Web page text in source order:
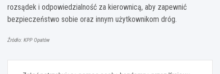
rozsądek i odpowiedzialność za kierownicą, aby zapewnić
bezpieczeństwo sobie oraz innym użytkownikom dróg.
Źródło: KPP Opatów